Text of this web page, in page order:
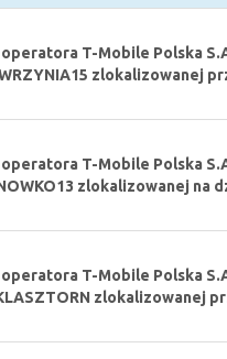
T-Mobile Polska
zlokalizowanej
T-Mobile Polska
zlokalizowanej na
T-Mobile Polska
zlokalizowanej